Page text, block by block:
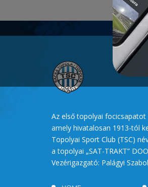
Az első topolyai
amely hivatalosan 1913-tól
Topolyai Sport Club (TSC)
a topolyai „SAT-TRAKT”
Vezérigazgató: Palágyi